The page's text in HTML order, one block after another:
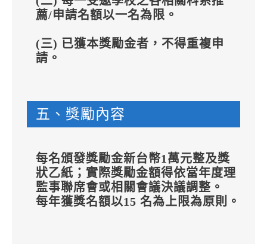
薦/申請名額以一名為限。
(三) 已獲本獎勵金者，不得重複申
請。
五、獎勵內容
每名頒發獎勵金新台幣1萬元整及獎
狀乙紙；實際獎勵金額得依當年度理
監事聯席會或相關會議決議調整。
每年獲獎名額以15 名為上限為原則。